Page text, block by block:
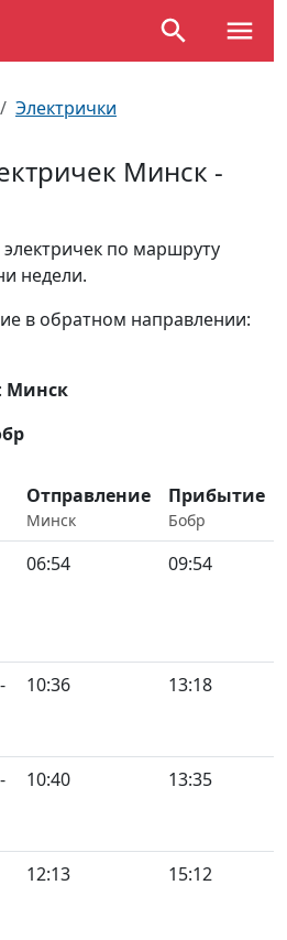
Электрички
Минск -
по маршруту
недели.
в обратном направлении:
Минск
Отправление
Минск
Прибытие
Бобр
06:54 09:54
10:36 13:18
10:40 13:35
12:13 15:12